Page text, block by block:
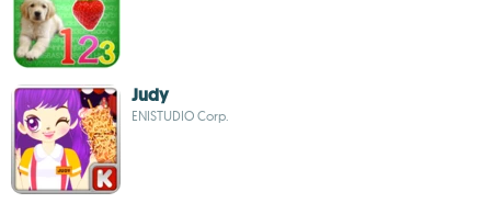
Judy
ENISTUDIO Corp.